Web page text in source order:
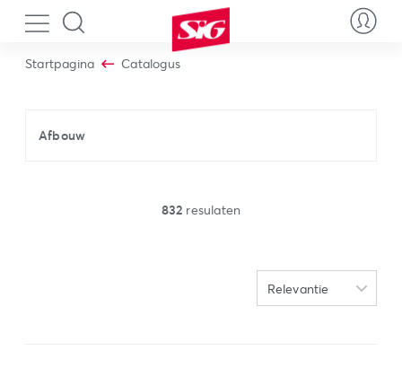
Startpagina Catalogus
Afbouw
832 resulaten